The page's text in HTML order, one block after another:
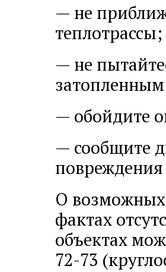
— не
теплотрассы;
— не
— обойдите
— сообщите
повреждения
О возможных
фактах
объектах
72-73